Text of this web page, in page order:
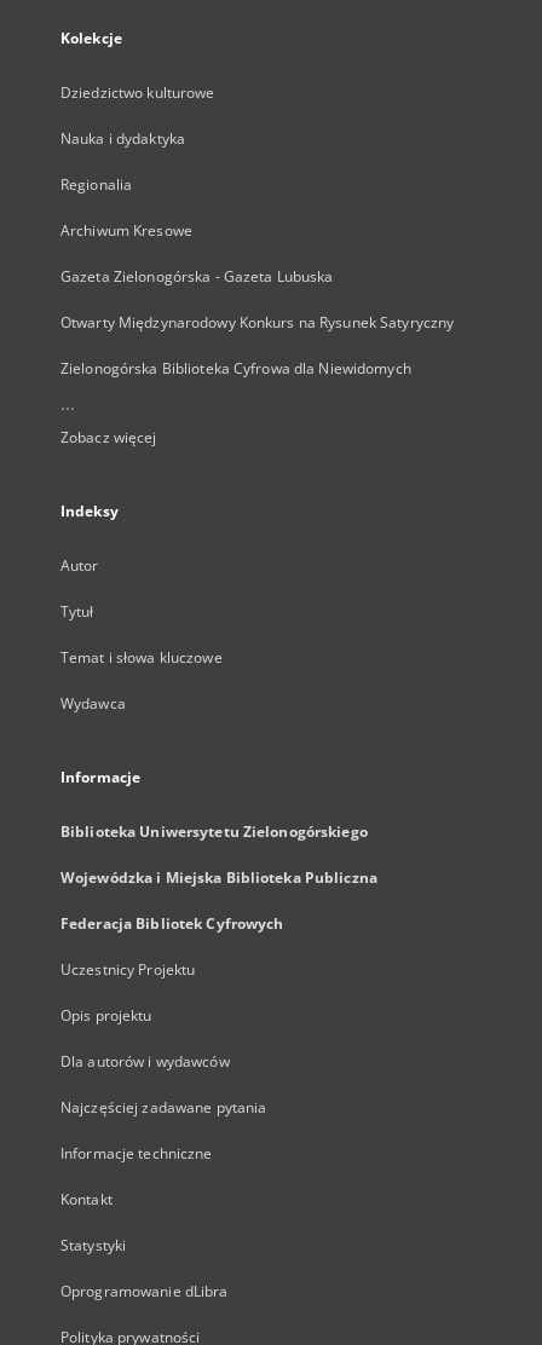
Kolekcje
Dziedzictwo kulturowe
Nauka i dydaktyka
Regionalia
Archiwum Kresowe
Gazeta Zielonogórska - Gazeta Lubuska
Otwarty Międzynarodowy Konkurs na Rysunek Satyryczny
Zielonogórska Biblioteka Cyfrowa dla Niewidomych
...
Zobacz więcej
Indeksy
Autor
Tytuł
Temat i słowa kluczowe
Wydawca
Informacje
Biblioteka Uniwersytetu Zielonogórskiego
Wojewódzka i Miejska Biblioteka Publiczna
Federacja Bibliotek Cyfrowych
Uczestnicy Projektu
Opis projektu
Dla autorów i wydawców
Najczęściej zadawane pytania
Informacje techniczne
Kontakt
Statystyki
Oprogramowanie dLibra
Polityka prywatności